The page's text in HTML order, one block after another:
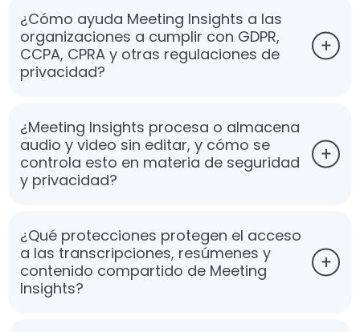
¿Cómo ayuda Meeting Insights a las
organizaciones a cumplir con GDPR,
CCPA, CPRA y otras regulaciones de
privacidad?
¿Meeting Insights procesa o almacena
audio y video sin editar, y cómo se
controla esto en materia de seguridad
y privacidad?
¿Qué protecciones protegen el acceso
a las transcripciones, resúmenes y
contenido compartido de Meeting
Insights?